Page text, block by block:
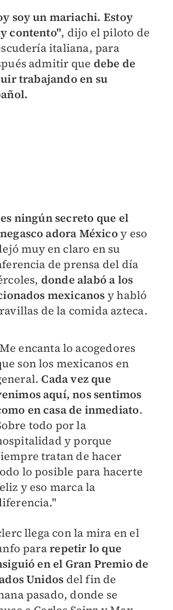
soy un mariachi. Estoy
contento", dijo el piloto de
italiana, para
admitir que debe de
trabajando en su
ningún secreto que el
adora Méxicoy eso
muy en claro en su
de prensa del día
donde alabó a los
mexicanosy habló
de la comida azteca.
encanta lo acogedores
son los mexicanos en
Cada vez que
aquí, nos sentimos
en casa de inmediato.
todo por la
y porque
tratan de hacer
lo posible para hacerte
y eso marca la
llega con la mira en el
pararepetir lo que
en el Gran Premio de
Unidos del fin de
pasado, donde se